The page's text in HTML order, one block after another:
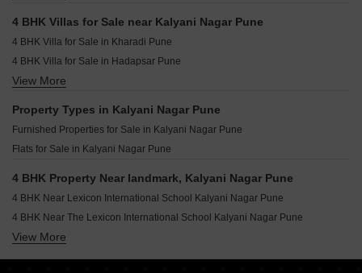
Resale Property in Fortaleza CHSL Pune
Resale Property in Bramhacorp F Residences Pune
Resale Property in Kumar Kruti Pune
Resale Property in BrahmaCorp F Residences Phase II Pune
4 BHK Villas for Sale near Kalyani Nagar Pune
4 BHK Villa for Sale in Kharadi Pune
4 BHK Villa for Sale in Hadapsar Pune
4 BHK Villa for Sale in Viman Nagar Pune
4 BHK Villa for Sale in Wadgaon Sheri Pune
4 BHK Villa for Sale in Wanwadi Pune
4 BHK Villa for Sale in Shivajinagar Pune
4 BHK Villa for Sale in Sopan Baug Pune
View More
Property Types in Kalyani Nagar Pune
Furnished Properties for Sale in Kalyani Nagar Pune
Flats for Sale in Kalyani Nagar Pune
4 BHK Property Near landmark, Kalyani Nagar Pune
4 BHK Near Lexicon International School Kalyani Nagar Pune
4 BHK Near The Lexicon International School Kalyani Nagar Pune
4 BHK Near Billabong High School Kalyani Nagar Pune
View More